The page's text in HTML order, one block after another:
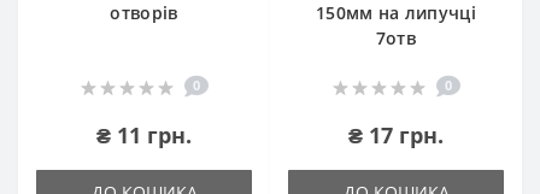
отворів
0
₴ 11 грн.
150мм на липучці
7отв
0
₴ 17 грн.